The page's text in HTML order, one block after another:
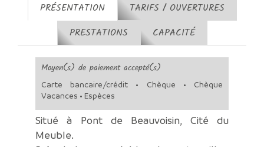
PRÉSENTATION
TARIFS / OUVERTURES
PRESTATIONS
CAPACITÉ
Moyen(s) de paiement accepté(s)
Carte bancaire/crédit • Chèque • Chèque
Vacances • Espèces
Situé à Pont de Beauvoisin, Cité du
Meuble.